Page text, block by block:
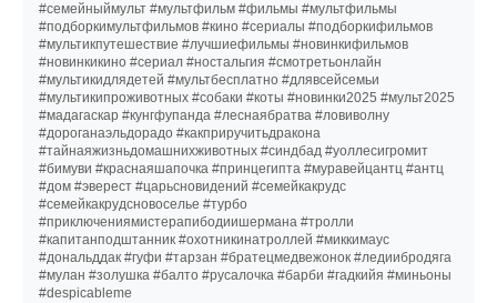
#семейныймульт #мультфильм #фильмы #мультфильмы
#подборкимультфильмов #кино #сериалы #подборкифильмов
#мультикпутешествие #лучшиефильмы #новинкифильмов
#новинкикино #сериал #ностальгия #смотретьонлайн
#мультикидлядетей #мультбесплатно #длявсейсемьи
#мультикипроживотных #собаки #коты #новинки2025 #мульт2025
#мадагаскар #кунгфупанда #леснаябратва #ловиволну
#дороганаэльдорадо #какприручитьдракона
#тайнаяжизньдомашнихживотных #синдбад #уоллесигромит
#бимуви #краснаяшапочка #принцегипта #муравейцантц #антц
#дом #эверест #царьсновидений #семейкакрудс
#семейкакрудсновоселье #турбо
#приключениямистерапибодиишермана #тролли
#капитанподштанник #охотникинатроллей #миккимаус
#дональддак #гуфи #тарзан #братецмедвежонок #ледиибродяга
#мулан #золушка #балто #русалочка #барби #гадкийя #миньоны
#despicableme